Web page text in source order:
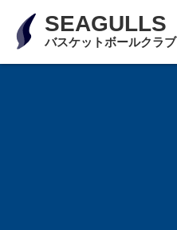
SEAGULLS
バスケットボールクラブ